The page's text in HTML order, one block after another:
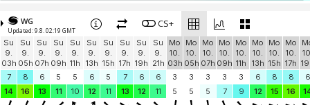
Stupice (camp)
Stupice (40.2 km)
Pomer, Croatia
Pomer (42.8 km)
0 knots
KOLAN
SIRANA GLIGORA (48.5 km) 6 knots
WG
Updated: 9.8. 02:19 GMT
CS+
Su
9.
03h
Su
9.
05h
Su
9.
07h
Su
9.
09h
Su
9.
11h
Su
9.
13h
Su
9.
15h
Su
9.
17h
Su
9.
19h
Su
9.
21h
Mo
10.
03h
Mo
10.
05h
Mo
10.
07h
Mo
10.
09h
Mo
10.
11h
Mo
10.
13h
Mo
10.
15h
Mo
10.
17h
7
8 6 5 5 6 5 7 6 6 3 3 3 3 3 6 8 8
6
14
16 13 11 10 12 11 13 12 11 5 5 5 7 9 12 15 16